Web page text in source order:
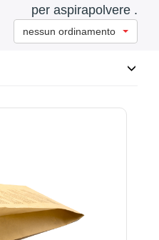
per aspirapolvere .
nessun ordinamento